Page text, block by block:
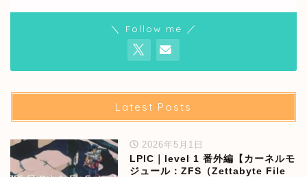
＼ Follow me ／
Latest Posts
2026年5月1日
LPIC｜level 1 番外編【カーネルモ
ジュール：ZFS（Zettabyte File